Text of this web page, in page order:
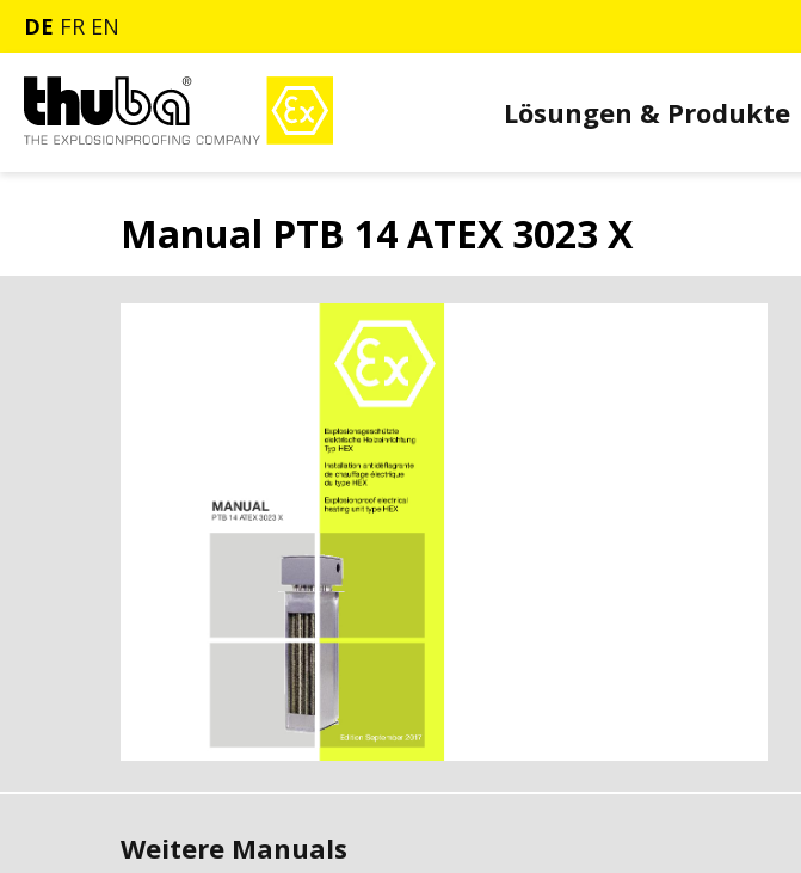
DE FR EN
Lösungen & Produkte
Manual PTB 14 ATEX 3023 X
Weitere Manuals